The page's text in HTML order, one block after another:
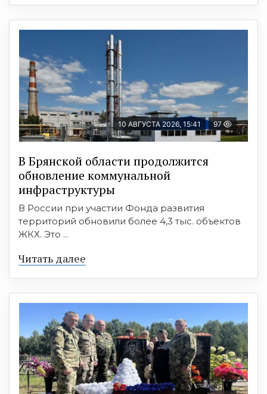
10 АВГУСТА 2026, 15:41 97
В Брянской области продолжится
обновление коммунальной
инфраструктуры
В России при участии Фонда развития
территорий обновили более 4,3 тыс. объектов
ЖКХ. Это ...
Читать далее